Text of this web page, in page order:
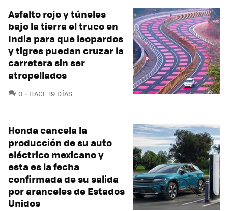
Asfalto rojo y túneles
bajo la tierra el truco en
India para que leopardos
y tigres puedan cruzar la
carretera sin ser
atropellados
0 COMENTARIOS
HACE 19 DÍAS
Honda cancela la
producción de su auto
eléctrico mexicano y
esta es la fecha
confirmada de su salida
por aranceles de Estados
Unidos